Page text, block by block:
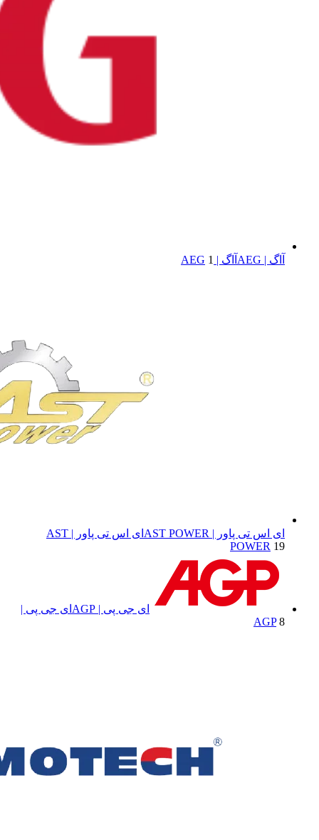
آاگ | AEG آاگ | AEG 1
ای اس تی پاور | AST POWER
ای اس تی پاور | AST
POWER 19
ای جی پی | AGP
ای جی پی |
AGP 8